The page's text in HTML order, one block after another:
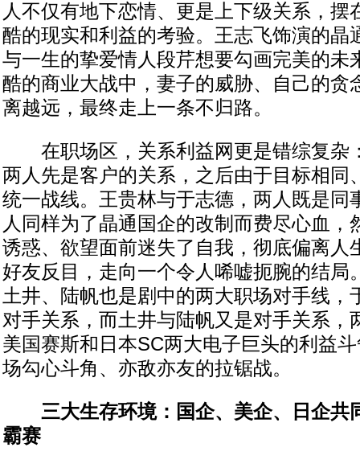
人不仅有地下恋情、更是上下级关系，摆
酷的现实和利益的考验。王志飞饰演的晶
与一生的挚爱情人段芹想要勾画完美的未
酷的商业大战中，妻子的威胁、自己的贪
离越远，最终走上一条不归路。
在职场区，关系利益网更是错综复杂
两人先是客户的关系，之后由于目标相同
统一战线。王贵林与于志德，两人既是同
人同样为了晶通国企的改制而费尽心血，
诱惑、欲望面前迷失了自我，彻底偏离人
好友反目，走向一个令人唏嘘扼腕的结局
土井、陆帆也是剧中的两大职场对手线，
对手关系，而土井与陆帆又是对手关系，
美国赛斯和日本SC两大电子巨头的利益
场勾心斗角、亦敌亦友的拉锯战。
三大生存环境：国企、美企、日企共
霸赛